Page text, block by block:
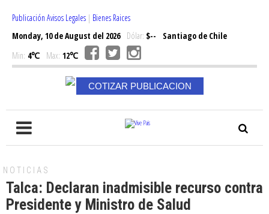
Publicación Avisos Legales | Bienes Raices
Monday, 10 de August del 2026Dólar: $--
Santiago de Chile
Min: 4℃ Max: 12℃
COTIZAR PUBLICACION
NOTICIAS
Talca: Declaran inadmisible recurso contra
Presidente y Ministro de Salud